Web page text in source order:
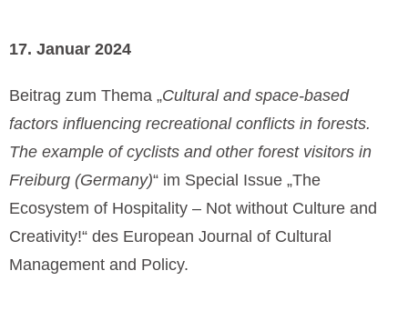
17. Januar 2024
Beitrag zum Thema „Cultural and space-based
factors influencing recreational conflicts in forests.
The example of cyclists and other forest visitors in
Freiburg (Germany)“ im Special Issue „The
Ecosystem of Hospitality – Not without Culture and
Creativity!“ des European Journal of Cultural
Management and Policy.